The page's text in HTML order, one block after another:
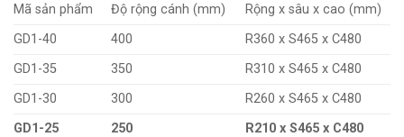
Mã sản phẩm Độ rộng cánh (mm)
Rộng x sâu x cao (mm)
GD1-40
400
R360 x S465 x C480
GD1-35
350
R310 x S465 x C480
GD1-30
300
R260 x S465 x C480
GD1-25
250 R210 x S465 x C480